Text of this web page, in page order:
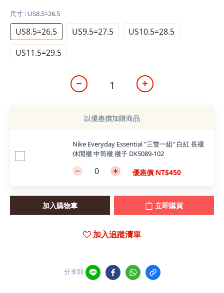
尺寸 : US8.5=26.5
US8.5=26.5 US9.5=27.5
US10.5=28.5
US11.5=29.5
以優惠價加購商品
Nike Everyday Essential "三雙一組" 白紅 長襪
休閒襪 中筒襪 襪子 DX5089-102
優惠價 NT$450
加入購物車 立即購買
加入追蹤清單
分享到